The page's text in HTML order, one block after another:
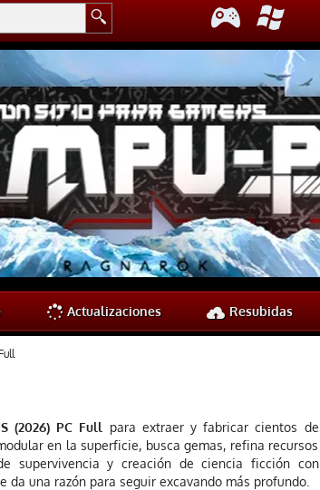
Actualizaciones Resubidas
(2026) PC Full
para extraer y fabricar cientos de
en la superficie, busca gemas, refina recursos
supervivencia y creación de ciencia ficción con
una razón para seguir excavando más profundo.